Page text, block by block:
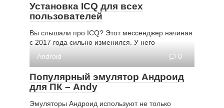
Установка ICQ для всех
пользователей
Вы слышали про ICQ? Этот мессенджер начиная
с 2017 года сильно изменился. У него
Android
0
Популярный эмулятор Андроид
для ПК – Andy
Эмуляторы Андроид используют не только